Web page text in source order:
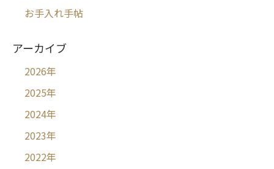
お手入れ手帖
アーカイブ
2026年
2025年
2024年
2023年
2022年